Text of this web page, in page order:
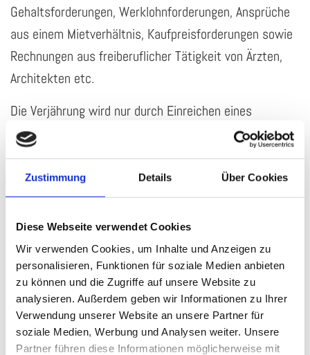
Zustimmung Details Über Cookies
Diese Webseite verwendet Cookies
Wir verwenden Cookies, um Inhalte und Anzeigen zu
personalisieren, Funktionen für soziale Medien anbieten
zu können und die Zugriffe auf unsere Website zu
analysieren. Außerdem geben wir Informationen zu Ihrer
Verwendung unserer Website an unsere Partner für
soziale Medien, Werbung und Analysen weiter. Unsere
Partner führen diese Informationen möglicherweise mit
Gehaltsforderungen, Werklohnforderungen, Ansprüche
aus einem Mietverhältnis, Kaufpreisforderungen sowie
Rechnungen aus freiberuflicher Tätigkeit von Ärzten,
Architekten etc.
Die Verjährung wird nur durch Einreichen eines
Antrages auf gerichtlichen Mahnbescheid oder durch
gerichtliche Klage unterbrochen. Unterliegen Sie nicht
dem Irrtum, dass Sie durch außergerichtliche
Aufforderungs – oder Mahnschreiben – an den
Schuldner die Verjährung unterbrechen können. Dies
gelingt nur durch Einreichung eines gerichtlichen
Mahnbescheides oder Klage bis zum 31. 12. 2014.
Sollten Sie Fragen zu dieser Thematik haben, können
Sie sich gerne mit Herrn Rechtsanwalt Hubert Ratering
in Verbindung setzen.